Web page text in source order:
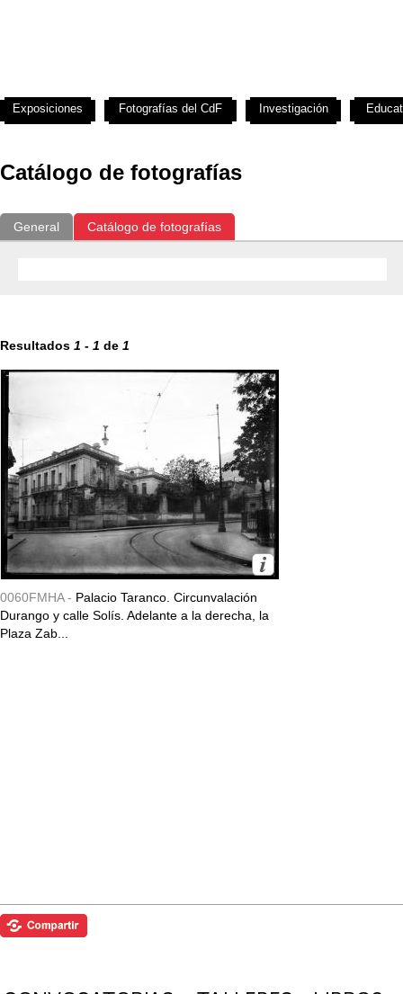
Catálogo de fotografías
General Catálogo de fotografías
Resultados 1 - 1 de 1
0060FMHA - Palacio Taranco. Circunvalación
Durango y calle Solís. Adelante a la derecha, la
Plaza Zab...
Exposiciones Fotografías del CdF Investigación